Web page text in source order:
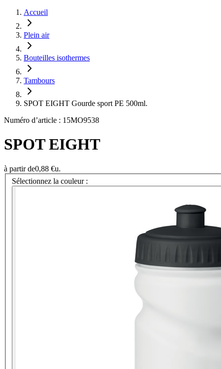
Accueil
Plein air
Bouteilles isothermes
Tambours
SPOT EIGHT Gourde sport PE 500ml.
Numéro d’article : 15MO9538
SPOT EIGHT
à partir de0,88 €u.
Sélectionnez la couleur :